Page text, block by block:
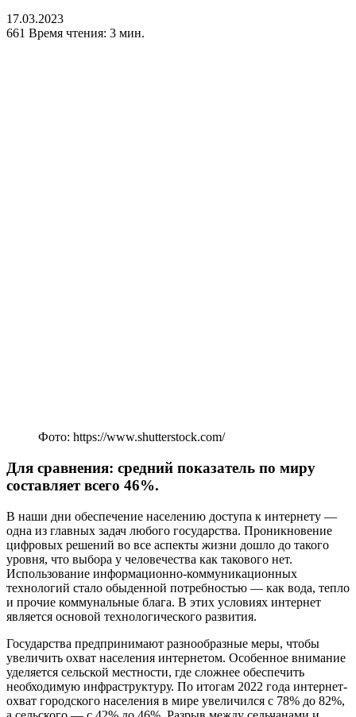
17.03.2023
661 Время чтения: 3 мин.
Фото: https://www.shutterstock.com/
Для сравнения: средний показатель по миру
составляет всего 46%.
В наши дни обеспечение населению доступа к интернету —
одна из главных задач любого государства. Проникновение
цифровых решений во все аспекты жизни дошло до такого
уровня, что выбора у человечества как такового нет.
Использование информационно-коммуникационных
технологий стало обыденной потребностью — как вода, тепло
и прочие коммунальные блага. В этих условиях интернет
является основой технологического развития.
Государства предпринимают разнообразные меры, чтобы
увеличить охват населения интернетом. Особенное внимание
уделяется сельской местности, где сложнее обеспечить
необходимую инфраструктуру. По итогам 2022 года интернет-
охват городского населения в мире увеличился с 78% до 82%,